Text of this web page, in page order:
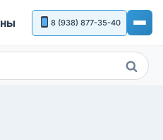
8 (938) 877-35-40
Поиск